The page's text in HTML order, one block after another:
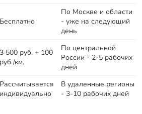
Бесплатно
По Москве и области
- уже на следующий
день
3 500 руб. + 100
руб./км.
По центральной
России - 2-5 рабочих
дней
Рассчитывается
индивидуально
В удаленные регионы
- 3-10 рабочих дней